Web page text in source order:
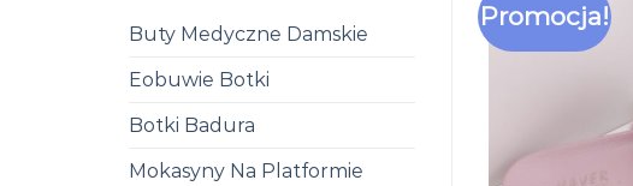
Buty Medyczne Damskie
Eobuwie Botki
Botki Badura
Mokasyny Na Platformie
Promocja!